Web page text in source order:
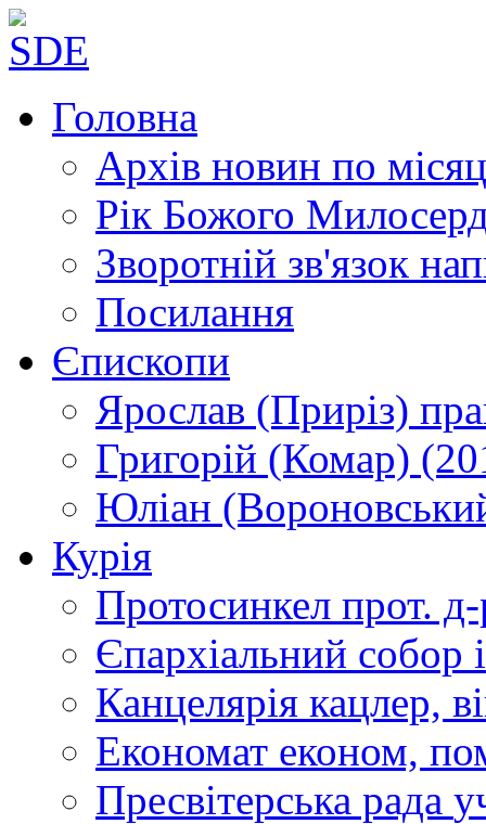
Головна
Архів новин по
Рік Божого
Зворотній зв'язок
Посилання
Єпископи
Ярослав (Приріз)
Григорій (Комар)
Юліан
Курія
Протосинкел прот.
Єпархіальний собор
Канцелярія кацлер,
Економат економ,
Пресвітерська рада